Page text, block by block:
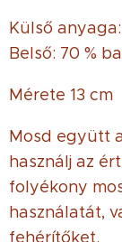
Külső
Belső: 70 %
Mérete 13 cm
Mosd együtt
használj az
folyékony
használatát,
fehérítőket.